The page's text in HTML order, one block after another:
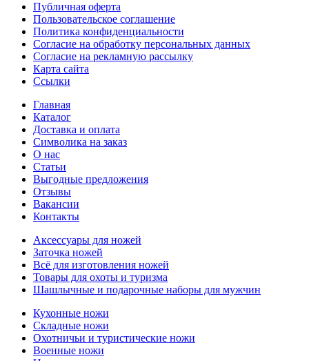
Публичная оферта
Пользовательское соглашение
Политика конфиденциальности
Согласие на обработку персональных данных
Согласие на рекламную рассылку
Карта сайта
Ссылки
Главная
Каталог
Доставка и оплата
Символика на заказ
О нас
Статьи
Выгодные предложения
Отзывы
Вакансии
Контакты
Аксессуары для ножей
Заточка ножей
Всё для изготовления ножей
Товары для охоты и туризма
Шашлычные и подарочные наборы для мужчин
Кухонные ножи
Складные ножи
Охотничьи и туристические ножи
Военные ножи